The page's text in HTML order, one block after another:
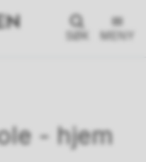
SØK MENY
- hjem